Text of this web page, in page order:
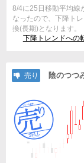
8/4に25日移動平均線
なったので、下降ト
換(長期)となります。
下降トレンドへの
売り 陰のつつ